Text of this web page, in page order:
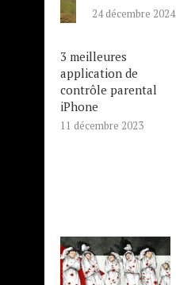
24 décembre 2024
3 meilleures
application de
contrôle parental
iPhone
11 décembre 2023